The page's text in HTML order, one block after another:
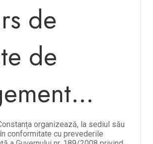
de
de
pentru
organizează, la sediul său
conformitate cu prevederile